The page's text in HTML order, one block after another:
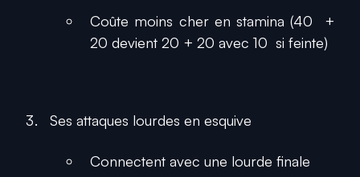
Coûte moins cher en stamina (40 +
20 devient 20 + 20 avec 10 si feinte)
Ses attaques lourdes en esquive
Connectent avec une lourde finale